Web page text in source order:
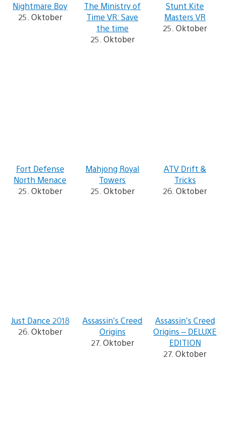
Nightmare Boy
25. Oktober
The Ministry of
Time VR: Save
the time
25. Oktober
Stunt Kite
Masters VR
25. Oktober
Fort Defense
North Menace
25. Oktober
Mahjong Royal
Towers
25. Oktober
ATV Drift &
Tricks
26. Oktober
Just Dance 2018
26. Oktober
Assassin’s Creed
Origins
27. Oktober
Assassin’s Creed
Origins – DELUXE
EDITION
27. Oktober